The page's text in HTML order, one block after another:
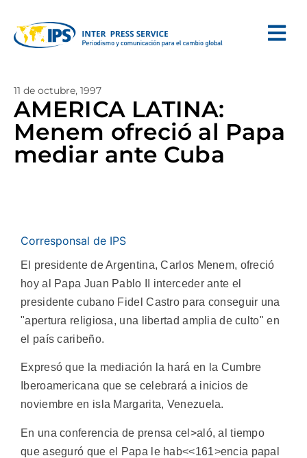
11 de octubre, 1997
AMERICA LATINA:
Menem ofreció al Papa
mediar ante Cuba
Corresponsal de IPS
El presidente de Argentina, Carlos Menem, ofreció
hoy al Papa Juan Pablo II interceder ante el
presidente cubano Fidel Castro para conseguir una
"apertura religiosa, una libertad amplia de culto" en
el país caribeño.
Expresó que la mediación la hará en la Cumbre
Iberoamericana que se celebrará a inicios de
noviembre en isla Margarita, Venezuela.
En una conferencia de prensa cel>aló, al tiempo
que aseguró que el Papa le hab<<161>encia papal